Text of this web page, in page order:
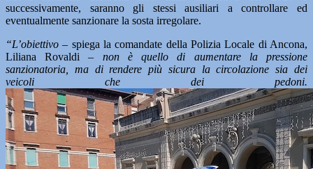
successivamente, saranno gli stessi ausiliari a controllare ed
eventualmente sanzionare la sosta irregolare.
“L’obiettivo – spiega la comandate della Polizia Locale di Ancona,
Liliana Rovaldi – non è quello di aumentare la pressione
sanzionatoria, ma di rendere più sicura la circolazione sia dei
veicoli che dei pedoni.